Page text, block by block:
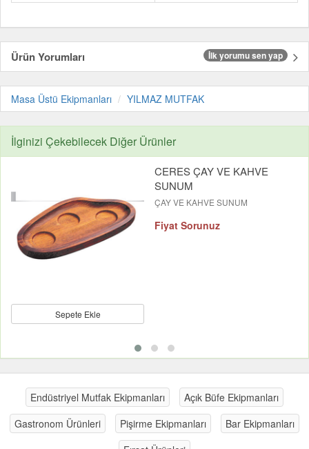
Ürün Yorumları İlk yorumu sen yap
Masa Üstü Ekipmanları YILMAZ MUTFAK
İlginizi Çekebilecek Diğer Ürünler
Sepete Ekle
CERES ÇAY VE KAHVE
SUNUM
ÇAY VE KAHVE SUNUM
Fiyat Sorunuz
Endüstriyel Mutfak Ekipmanları
Açık Büfe Ekipmanları
Gastronom Ürünleri
Pişirme Ekipmanları
Bar Ekipmanları